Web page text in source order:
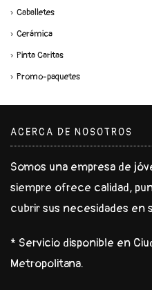
Caballetes
Cerámica
Pinta Caritas
Promo-paquetes
ACERCA DE NOSOTROS
Somos una empresa de
siempre ofrece calidad,
cubrir sus necesidades en
* Servicio disponible en
Metropolitana.